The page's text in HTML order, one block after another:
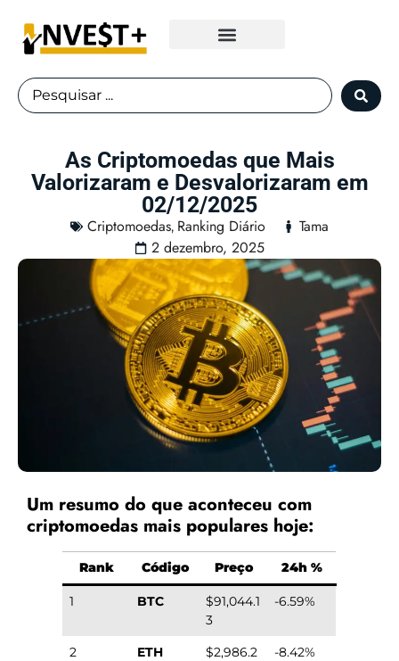
As Criptomoedas que Mais
Valorizaram e Desvalorizaram em
02/12/2025
Criptomoedas, Ranking Diário
Tama
2 dezembro, 2025
Um resumo do que aconteceu com
criptomoedas mais populares hoje:
Rank Código Preço 24h %
1 BTC
$91,044.1
3
-6.59%
2 ETH
$2,986.2
-8.42%